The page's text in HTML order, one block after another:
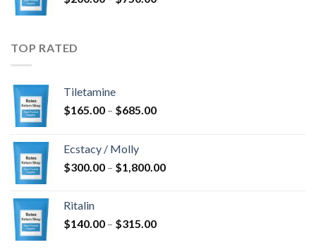
TOP RATED
Tiletamine
$165.00 – $685.00Prisinterval:
Ecstacy / Molly
$300.00 – $1,800.00Prisinterval:
Ritalin
$140.00 – $315.00Prisinterval: